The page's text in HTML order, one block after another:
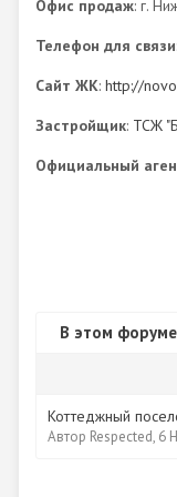
Офис продаж: г.
Телефон для связи
Сайт ЖК: http://
Застройщик: ТСЖ
Официальный
В этом
Коттеджный
Автор Respected, 6